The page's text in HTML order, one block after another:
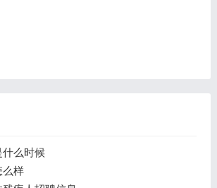
么时候
么样